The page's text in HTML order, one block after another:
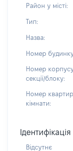
Район у місті:
Тип:
Назва:
Номер
Номер
секції/блоку:
Номер
кімнати:
Відсутнє